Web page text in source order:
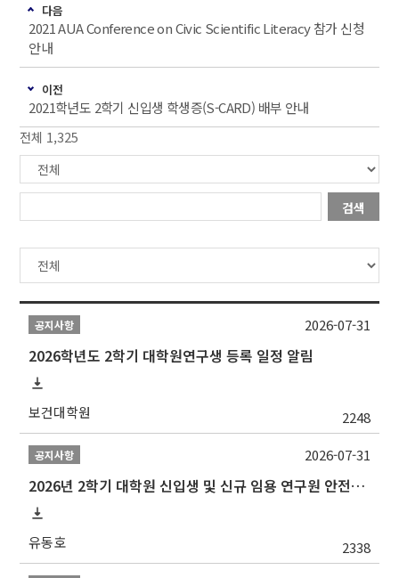
다음
2021 AUA Conference on Civic Scientific Literacy 참가 신청
안내
이전
2021학년도 2학기 신입생 학생증(S-CARD) 배부 안내
전체 1,325
검색
공지사항
2026학년도 2학기 대학원연구생 등록 일정 알림
보건대학원 2248
2026-07-31
공지사항
2026년 2학기 대학원 신입생 및 신규 임용 연구원 안전환경교육(신규교육) 실시 안내
유동호 2338
2026-07-31